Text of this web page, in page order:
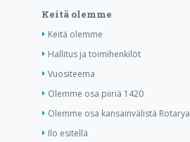
Keitä olemme
Keitä olemme
Hallitus ja toimihenkilöt
Vuositeema
Olemme osa piiriä 1420
Olemme osa kansainvälistä Rotarya
Ilo esitellä